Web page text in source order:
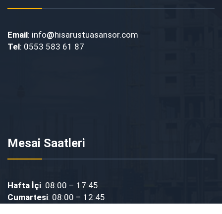
Email: info@hisarustuasansor.com
Tel: 0553 583 61 87
Mesai Saatleri
Hafta İçi: 08:00 – 17:45
Cumartesi: 08:00 – 12:45